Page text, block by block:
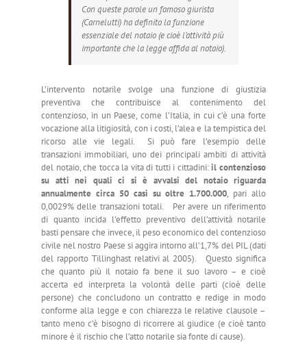
Con queste parole un famoso giurista
(Carnelutti) ha definito la funzione
essenziale del notaio (e cioè l’attività più
importante che la legge affida al notaio).
L’intervento notarile svolge una funzione di giustizia
preventiva che contribuisce al contenimento del
contenzioso, in un Paese, come l’Italia, in cui c’è una forte
vocazione alla litigiosità, con i costi, l’alea e la tempistica del
ricorso alle vie legali. Si può fare l’esempio delle
transazioni immobiliari, uno dei principali ambiti di attività
del notaio, che tocca la vita di tutti i cittadini:il contenzioso
su atti nei quali ci si è avvalsi del notaio riguarda
annualmente circa 50 casi su oltre 1.700.000, pari allo
0,0029% delle transazioni totali. Per avere un riferimento
di quanto incida l’effetto preventivo dell’attività notarile
basti pensare che invece, il peso economico del contenzioso
civile nel nostro Paese si aggira intorno all’1,7% del PIL (dati
del rapporto Tillinghast relativi al 2005). Questo significa
che quanto più il notaio fa bene il suo lavoro – e cioè
accerta ed interpreta la volontà delle parti (cioè delle
persone) che concludono un contratto e redige in modo
conforme alla legge e con chiarezza le relative clausole –
tanto meno c’è bisogno di ricorrere al giudice (e cioè tanto
minore è il rischio che l’atto notarile sia fonte di cause).